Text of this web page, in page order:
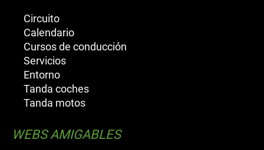
Circuito
Calendario
Cursos de conducción
Servicios
Entorno
Tanda coches
Tanda motos
WEBS AMIGABLES